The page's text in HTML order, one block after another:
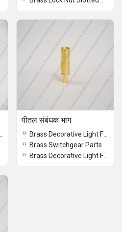
पीतल संबंधक भाग
Brass Switchgear Parts